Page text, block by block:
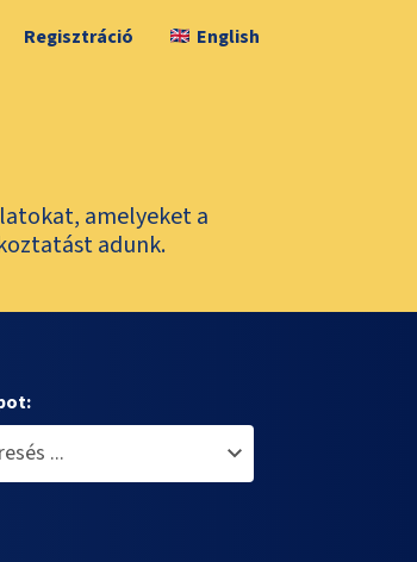
Regisztráció English
amelyeket a
adunk.